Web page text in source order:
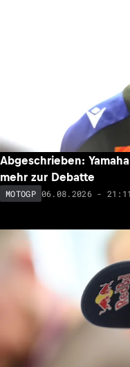
Abgeschrieben:
mehr zur Debatte
MOTOGP 06.08.2026 - 21:11